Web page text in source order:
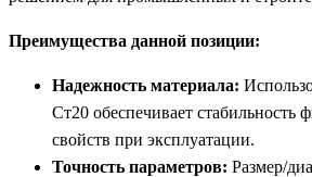
Преимущества данной позиции:
Надежность материала:
Ст20 обеспечивает стабильность
свойств при эксплуатации.
Точность параметров: Размер/